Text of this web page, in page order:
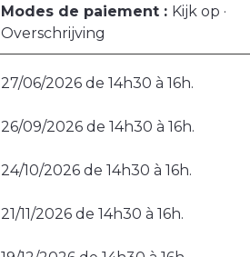
Modes de paiement : Kijk op ·
Overschrijving
27/06/2026 de 14h30 à 16h.
26/09/2026 de 14h30 à 16h.
24/10/2026 de 14h30 à 16h.
21/11/2026 de 14h30 à 16h.